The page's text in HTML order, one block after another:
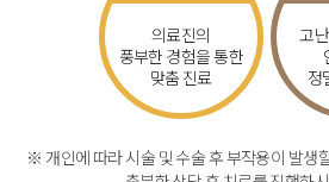
의료진의
풍부한 경험을 통한
맞춤 진료
고
정
※ 개인에 따라 시술 및 수술 후 부작용이 발생